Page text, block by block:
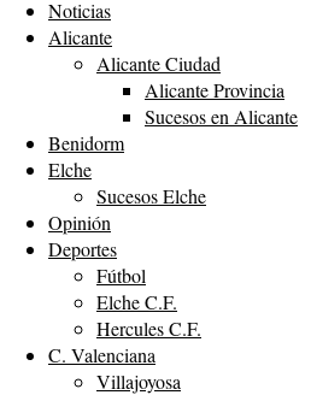
Noticias
Alicante
Alicante Ciudad
Alicante Provincia
Sucesos en Alicante
Benidorm
Elche
Sucesos Elche
Opinión
Deportes
Fútbol
Elche C.F.
Hercules C.F.
C. Valenciana
Villajoyosa